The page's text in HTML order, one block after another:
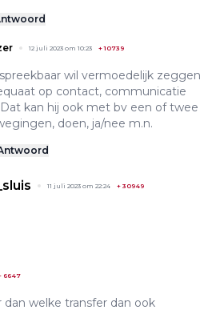
12 juli 2023 om 10:23 +10739
wil vermoedelijk zeggen
op contact, communicatie
kan hij ook met bv een of twee
doen, ja/nee m.n.
11 juli 2023 om 22:24 + 30949
6647
dan welke transfer dan ook